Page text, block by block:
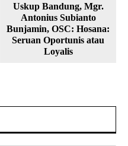
Uskup Bandung, Mgr.
Antonius Subianto
Bunjamin, OSC: Hosana:
Seruan Oportunis atau
Loyalis